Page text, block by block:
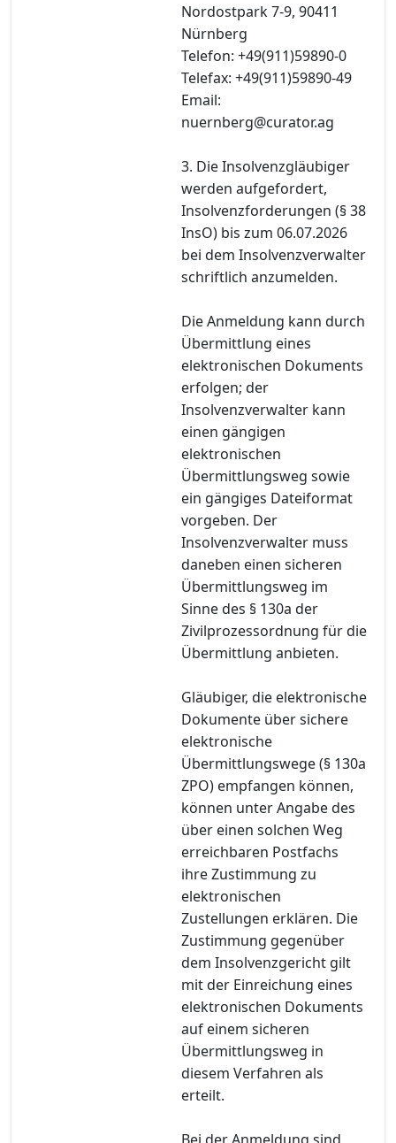
Nordostpark 7-9, 90411
Nürnberg
Telefon: +49(911)59890-0
Telefax: +49(911)59890-49
Email:
nuernberg@curator.ag
3. Die Insolvenzgläubiger
werden aufgefordert,
Insolvenzforderungen (§ 38
InsO) bis zum 06.07.2026
bei dem Insolvenzverwalter
schriftlich anzumelden.
Die Anmeldung kann durch
Übermittlung eines
elektronischen Dokuments
erfolgen; der
Insolvenzverwalter kann
einen gängigen
elektronischen
Übermittlungsweg sowie
ein gängiges Dateiformat
vorgeben. Der
Insolvenzverwalter muss
daneben einen sicheren
Übermittlungsweg im
Sinne des § 130a der
Zivilprozessordnung für die
Übermittlung anbieten.
Gläubiger, die elektronische
Dokumente über sichere
elektronische
Übermittlungswege (§ 130a
ZPO) empfangen können,
können unter Angabe des
über einen solchen Weg
erreichbaren Postfachs
ihre Zustimmung zu
elektronischen
Zustellungen erklären. Die
Zustimmung gegenüber
dem Insolvenzgericht gilt
mit der Einreichung eines
elektronischen Dokuments
auf einem sicheren
Übermittlungsweg in
diesem Verfahren als
erteilt.
Bei der Anmeldung sind